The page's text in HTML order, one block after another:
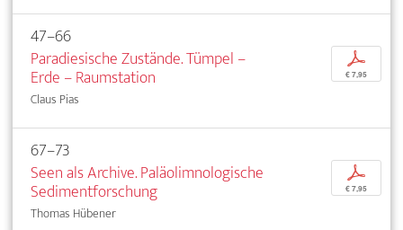
47–66
Paradiesische Zustände. Tümpel –
Erde – Raumstation
Claus Pias
p
€ 7,95
67–73
Seen als Archive. Paläolimnologische
Sedimentforschung
Thomas Hübener
p
€ 7,95